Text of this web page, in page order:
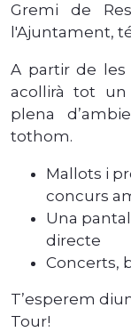
Gremi de
l'Ajuntament,
A partir de les
acollirà tot un
plena
tothom.
Mallots i
concurs
Una
directe
Concerts,
T’esperem
Tour!